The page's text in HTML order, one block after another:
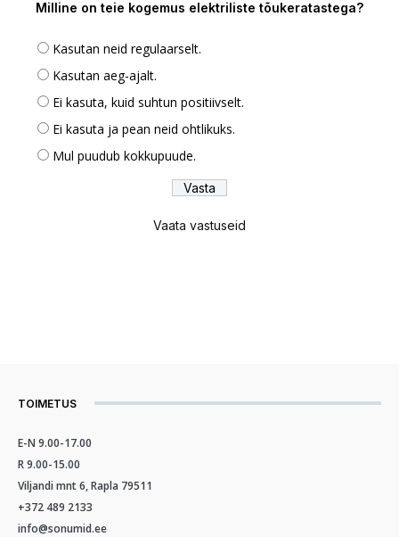
Milline on teie kogemus elektriliste tõukeratastega?
Kasutan neid regulaarselt.
Kasutan aeg-ajalt.
Ei kasuta, kuid suhtun positiivselt.
Ei kasuta ja pean neid ohtlikuks.
Mul puudub kokkupuude.
Vaata vastuseid
TOIMETUS
E-N 9.00-17.00
R 9.00-15.00
Viljandi mnt 6, Rapla 79511
+372 489 2133
info@sonumid.ee